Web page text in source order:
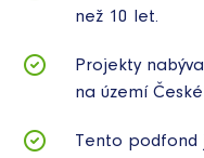
než 10 let.
Projekty
na území
Tento podfond